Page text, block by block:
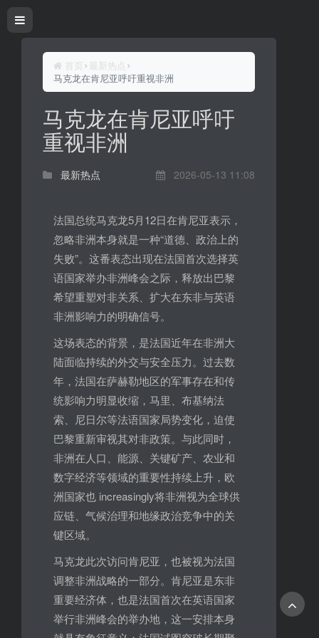
首页
最新热点
马克龙在肯尼亚呼吁重视非洲
马克龙在肯尼亚呼吁
重视非洲
最新热点 2026-05-13 11:08
法国总统马克龙5月12日在肯尼亚表示，
忽略非洲本身就是一种“道德、政治上的
失败”。这番表态出现在法国首次选择英
语国家举办非洲峰会之际，释放出巴黎
希望重塑对非关系、扩大在东非与英语
非洲影响力的明确信号。
这场表态的背景，是法国近年在非洲大
陆面临持续的外交与安全压力。过去数
年，法国在萨赫勒地区的军事存在和传
统影响力明显收缩，马里、布基纳法
索、尼日尔等法语国家局势变化，迫使
巴黎重新审视其对非政策。与此同时，
非洲在人口、能源、关键矿产、农业和
数字经济等领域的重要性持续上升，欧
洲国家也 increasingly将非洲视为全球供
应链、气候治理和地缘政治竞争中的关
键区域。
马克龙此次访问肯尼亚，也被视为法国
调整非洲战略的一部分。肯尼亚是东非
重要经济体，也是法国首次在英语国家
举行非洲峰会的举办地，这一安排本身